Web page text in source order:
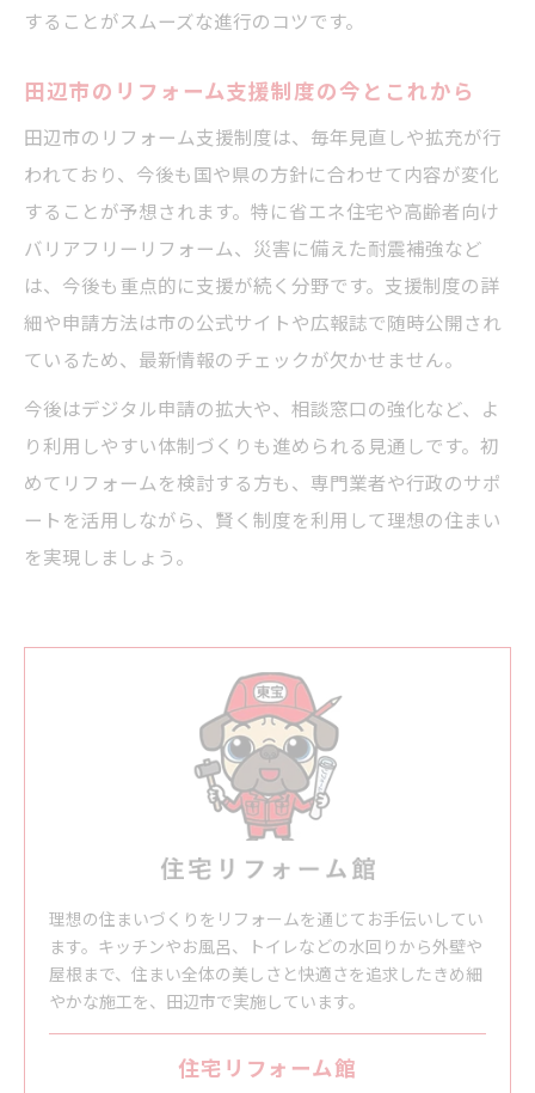
することがスムーズな進行のコツです。
田辺市のリフォーム支援制度の今とこれから
田辺市のリフォーム支援制度は、毎年見直しや拡充が行
われており、今後も国や県の方針に合わせて内容が変化
することが予想されます。特に省エネ住宅や高齢者向け
バリアフリーリフォーム、災害に備えた耐震補強など
は、今後も重点的に支援が続く分野です。支援制度の詳
細や申請方法は市の公式サイトや広報誌で随時公開され
ているため、最新情報のチェックが欠かせません。
今後はデジタル申請の拡大や、相談窓口の強化など、よ
り利用しやすい体制づくりも進められる見通しです。初
めてリフォームを検討する方も、専門業者や行政のサポ
ートを活用しながら、賢く制度を利用して理想の住まい
を実現しましょう。
理想の住まいづくりをリフォームを通じてお手伝いしてい
ます。キッチンやお風呂、トイレなどの水回りから外壁や
屋根まで、住まい全体の美しさと快適さを追求したきめ細
やかな施工を、田辺市で実施しています。
住宅リフォーム館